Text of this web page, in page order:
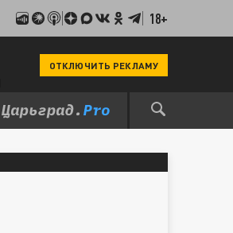
18+
ОТКЛЮЧИТЬ РЕКЛАМУ